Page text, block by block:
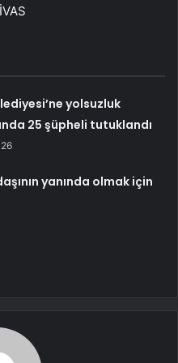
yolsuzluk
25 şüpheli tutuklandı
yanında olmak için